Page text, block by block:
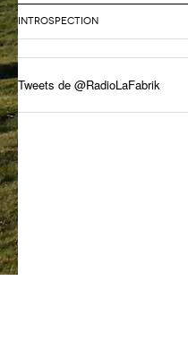
MUSIQUE DES ANTIPODES
NOS ANCIENS
SONORIK
INTROSPECTION
Tweets de @RadioLaFabrik